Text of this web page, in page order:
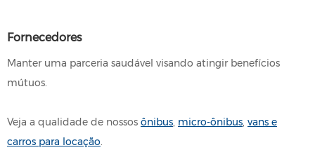
Fornecedores
Manter uma parceria saudável visando atingir benefícios
mútuos.
Veja a qualidade de nossos ônibus micro-ônibus vans e
carros para locação